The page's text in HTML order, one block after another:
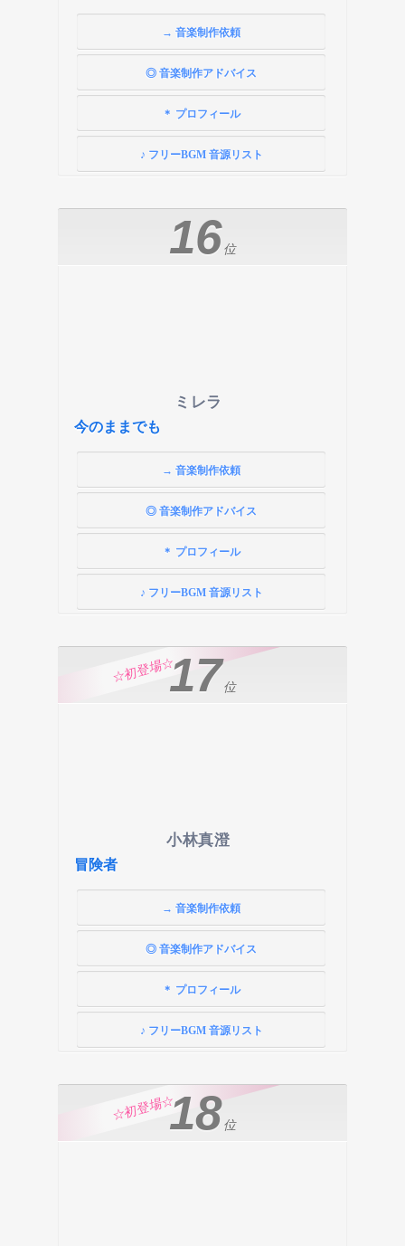
→ 音楽制作依頼
◎ 音楽制作アドバイス
＊ プロフィール
♪ フリーBGM 音源リスト
16 位
ミレラ
今のままでも
→ 音楽制作依頼
◎ 音楽制作アドバイス
＊ プロフィール
♪ フリーBGM 音源リスト
17 位
☆初登場☆
小林真澄
冒険者
→ 音楽制作依頼
◎ 音楽制作アドバイス
＊ プロフィール
♪ フリーBGM 音源リスト
18 位
☆初登場☆